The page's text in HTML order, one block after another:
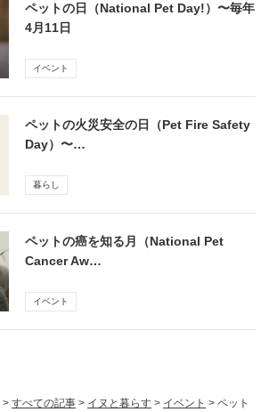
ペットの日（National Pet Day!）〜毎年
4月11日
イベント
ペットの火災安全の日（Pet Fire Safety
Day）〜…
暮らし
ペットの癌を知る月（National Pet
Cancer Aw…
イベント
> すべての記事 > イヌと暮らす > イベント > ペット